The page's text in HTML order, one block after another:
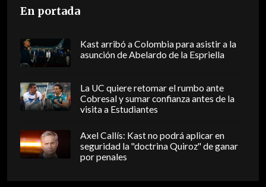
En portada
Kast arribó a Colombia para asistir a la
asunción de Abelardo de la Espriella
La UC quiere retomar el rumbo ante
Cobresal y sumar confianza antes de la
visita a Estudiantes
Axel Callís: Kast no podrá aplicar en
seguridad la "doctrina Quiroz" de ganar
por penales